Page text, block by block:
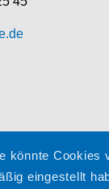
könnte Cookies
eingestellt